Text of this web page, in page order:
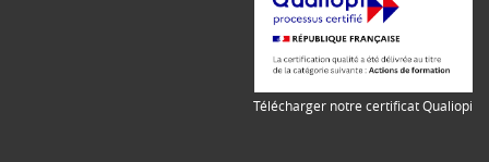
Télécharger notre certificat Qualiopi